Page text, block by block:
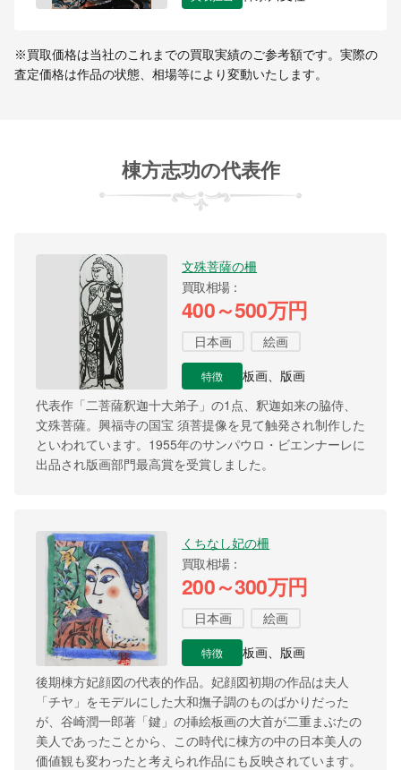
※買取価格は当社のこれまでの買取実績のご参考額です。実際の
査定価格は作品の状態、相場等により変動いたします。
棟方志功の代表作
文殊菩薩の柵
買取相場
400～500万円
日本画 絵画
特徴 板画、版画
代表作「二菩薩釈迦十大弟子」の1点、釈迦如来の脇侍、
文殊菩薩。興福寺の国宝 須菩提像を見て触発され制作した
といわれています。1955年のサンパウロ・ビエンナーレに
出品され版画部門最高賞を受賞しました。
くちなし妃の柵
買取相場
200～300万円
日本画 絵画
特徴 板画、版画
後期棟方妃顔図の代表的作品。妃顔図初期の作品は夫人
「チヤ」をモデルにした大和撫子調のものばかりだった
が、谷崎潤一郎著「鍵」の挿絵板画の大首が二重まぶたの
美人であったことから、この時代に棟方の中の日本美人の
価値観も変わったと考えられ作品にも反映されています。